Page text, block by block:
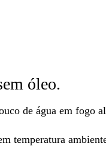
óleo.
de água em fogo
temperatura